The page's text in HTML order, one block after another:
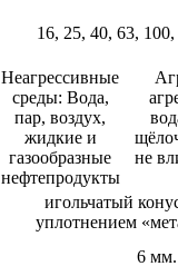
16, 25, 40, 63,
Неагрессивные
среды: Вода,
пар, воздух,
жидкие и
газообразные
нефтепродукты
не
игольчатый
уплотнением
6 мм.